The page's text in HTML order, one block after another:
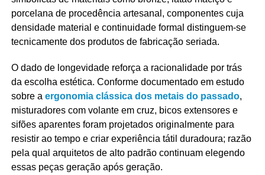
porcelana de procedência artesanal, componentes cuja
densidade material e continuidade formal distinguem-se
tecnicamente dos produtos de fabricação seriada.
O dado de longevidade reforça a racionalidade por trás
da escolha estética. Conforme documentado em estudo
sobre a ergonomia clássica dos metais do passado,
misturadores com volante em cruz, bicos extensores e
sifões aparentes foram projetados originalmente para
resistir ao tempo e criar experiência tátil duradoura; razão
pela qual arquitetos de alto padrão continuam elegendo
essas peças geração após geração.